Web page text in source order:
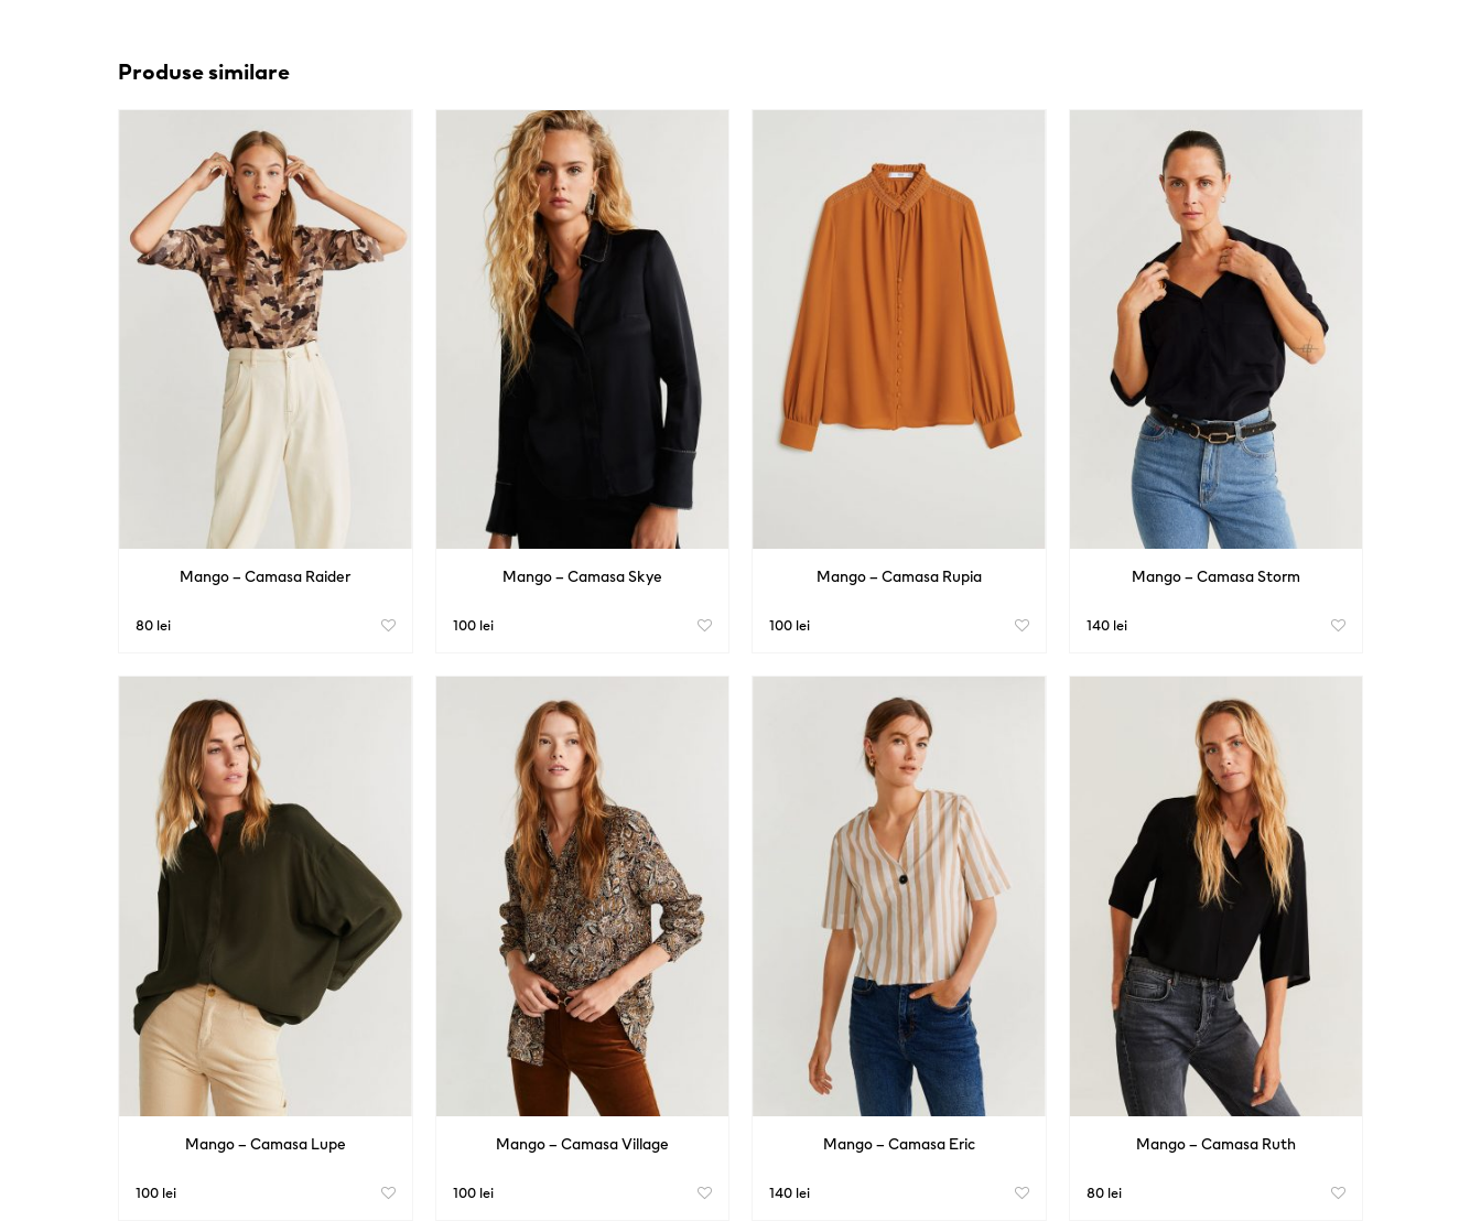
Produse similare
Mango – Camasa Raider
80 lei
Mango – Camasa Skye
100 lei
Mango – Camasa Rupia
100 lei
Mango – Camasa Storm
140 lei
Mango – Camasa Lupe
100 lei
Mango – Camasa Village
100 lei
Mango – Camasa Eric
140 lei
Mango – Camasa Ruth
80 lei